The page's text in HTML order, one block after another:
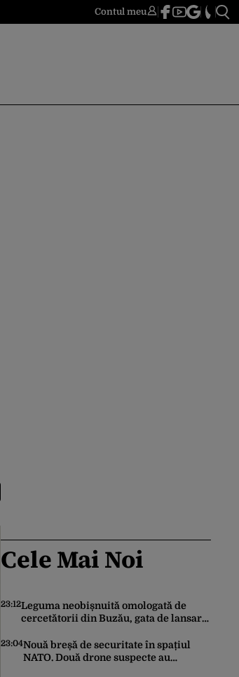
Contul meu
Cele Mai Noi
23:12Leguma neobișnuită omologată de
cercetătorii din Buzău, gata de lansare
unde provine soiul
23:04Nouă breșă de securitate în spațiul
NATO. Două drone suspecte au